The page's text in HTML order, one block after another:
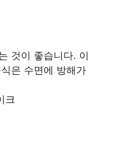
것이 좋습니다. 이
은 수면에 방해가
크